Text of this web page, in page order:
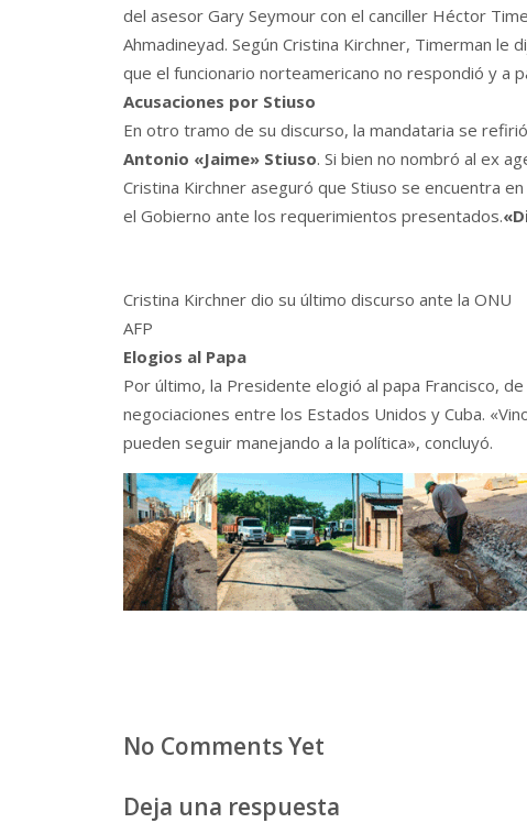
del asesor Gary Seymour con el canciller Héctor
Ahmadineyad. Según Cristina Kirchner, Timerman
que el funcionario norteamericano no respondió y a
Acusaciones por Stiuso
En otro tramo de su discurso, la mandataria se
Antonio «Jaime» Stiuso. Si bien no nombró al ex
Cristina Kirchner aseguró que Stiuso se encuentra
el Gobierno ante los requerimientos presentados.
Cristina Kirchner dio su último discurso ante la ONU
AFP
Elogios al Papa
Por último, la Presidente elogió al papa Francisco,
negociaciones entre los Estados Unidos y Cuba.
pueden seguir manejando a la política», concluyó.
No Comments Yet
Deja una respuesta